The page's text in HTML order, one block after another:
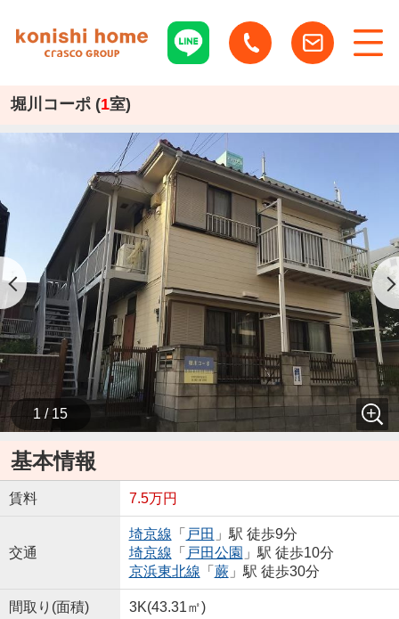
堀川コーポ (1室)
1 / 15
基本情報
賃料 7.5万円
交通
埼京線 「 戸田 」駅 徒歩9分
埼京線 「 戸田公園 」駅 徒歩10分
京浜東北線 「 蕨」駅 徒歩30分
間取り(面積) 3K(43.31㎡)